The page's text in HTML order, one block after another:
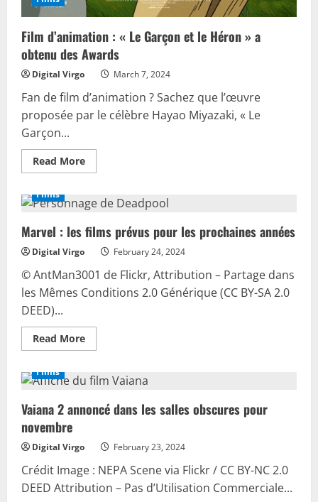
Film d’animation : « Le Garçon et le Héron » a
obtenu des Awards
Digital Virgo March 7, 2024
Fan de film d’animation ? Sachez que l’œuvre
proposée par le célèbre Hayao Miyazaki, « Le
Garçon...
Read MoreRead
more
d’animation
:
Le
Garçon
Héron
»
a
obtenu
Films
Marvel : les films prévus pour les prochaines années
Digital Virgo February 24, 2024
© AntMan3001 de Flickr, Attribution – Partage dans
les Mêmes Conditions 2.0 Générique (CC BY-SA 2.0
DEED)...
Read MoreRead
more
:
les
prévus
pour
années
Films
Vaiana 2 annoncé dans les salles obscures pour
novembre
Digital Virgo February 23, 2024
Crédit Image : NEPA Scene via Flickr / CC BY-NC 2.0
DEED Attribution – Pas d’Utilisation Commerciale...